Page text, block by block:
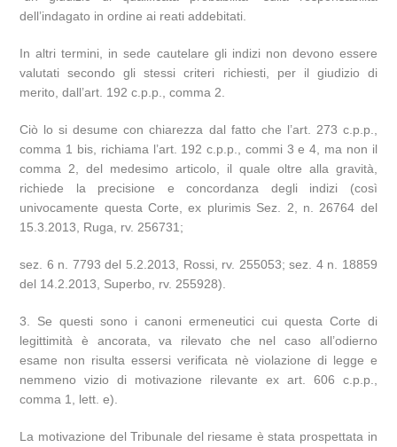
dell’indagato in ordine ai reati addebitati.
In altri termini, in sede cautelare gli indizi non devono essere
valutati secondo gli stessi criteri richiesti, per il giudizio di
merito, dall’art. 192 c.p.p., comma 2.
Ciò lo si desume con chiarezza dal fatto che l’art. 273 c.p.p.,
comma 1 bis, richiama l’art. 192 c.p.p., commi 3 e 4, ma non il
comma 2, del medesimo articolo, il quale oltre alla gravità,
richiede la precisione e concordanza degli indizi (così
univocamente questa Corte, ex plurimis Sez. 2, n. 26764 del
15.3.2013, Ruga, rv. 256731;
sez. 6 n. 7793 del 5.2.2013, Rossi, rv. 255053; sez. 4 n. 18859
del 14.2.2013, Superbo, rv. 255928).
3. Se questi sono i canoni ermeneutici cui questa Corte di
legittimità è ancorata, va rilevato che nel caso all’odierno
esame non risulta essersi verificata nè violazione di legge e
nemmeno vizio di motivazione rilevante ex art. 606 c.p.p.,
comma 1, lett. e).
La motivazione del Tribunale del riesame è stata prospettata in